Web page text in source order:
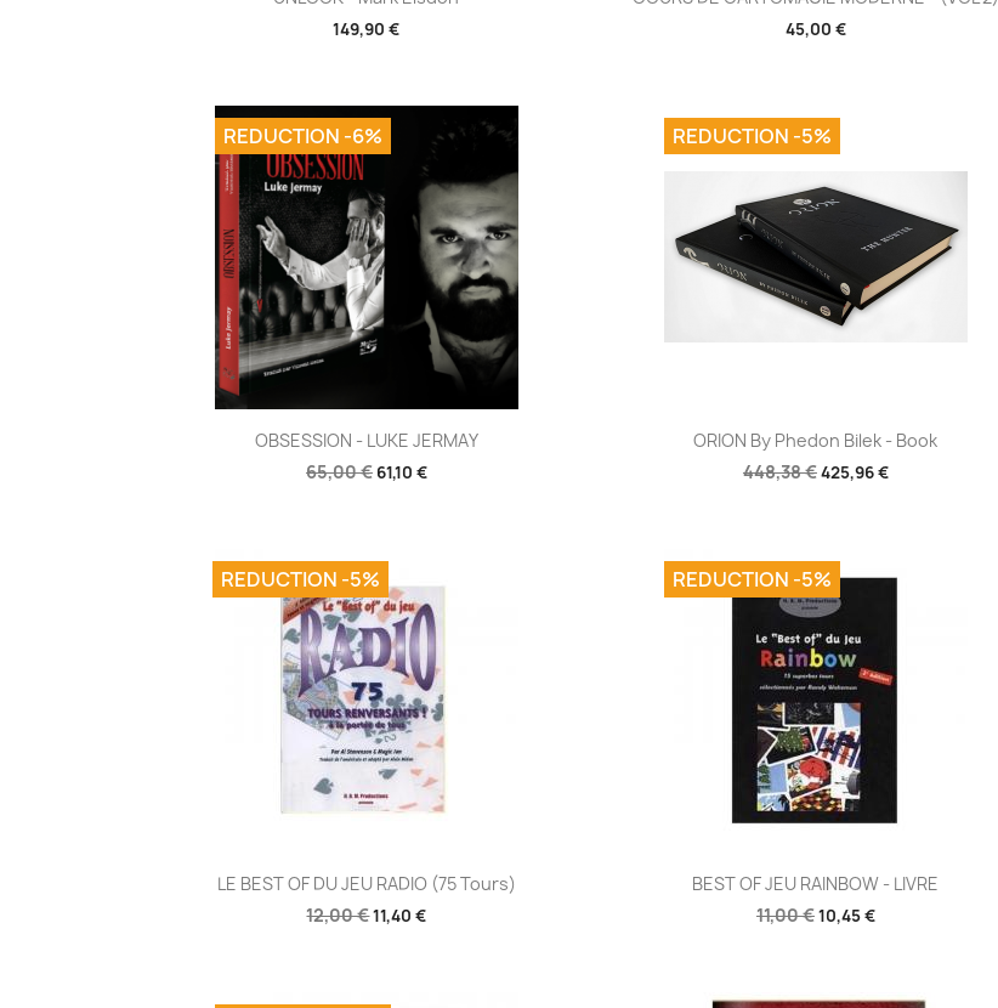
149,90 € 45,00 €
Aperçu rapide
OBSESSION - LUKE JERMAY
65,00 € 61,10 €
REDUCTION -6%
Aperçu rapide
ORION By Phedon Bilek - Book
448,38 €425,96 €
REDUCTION -5%
Aperçu rapide
LE BEST OF DU JEU RADIO (75 Tours)
12,00 €11,40 €
REDUCTION -5%
 Aperçu rapide
BEST OF JEU RAINBOW - LIVRE
11,00 €10,45 €
REDUCTION -5%